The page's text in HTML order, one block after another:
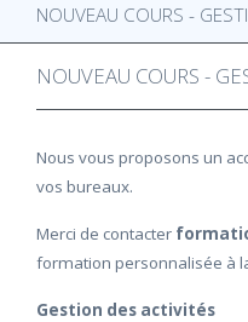
NOUVEAU COURS -
NOUVEAU COURS -
Nous vous proposons un
vos bureaux.
Merci de contacter
formation personnalisée à
Gestion des activités